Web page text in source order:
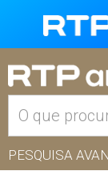
PESQUISA